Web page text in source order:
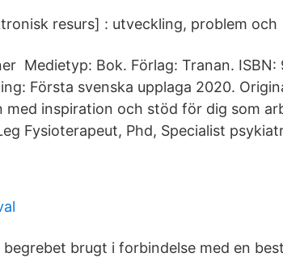
resurs] : utveckling, problem och
Medietyp: Bok. Förlag: Tranan.
Första svenska upplaga 2020.
med inspiration och stöd för dig som
Fysioterapeut, Phd, Specialist
begrebet brugt i forbindelse med en